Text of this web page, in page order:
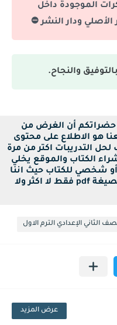
الموجودة داخل
ودار النشر ⛔
والنجاح.
حضراتكم أن الغرض من
هو الاطلاع على محتوى
التدريبات اكتر من مرة
الكتاب والموقع يخلي
شخصي للكتاب حيث اننا
نشاركه من المصادر التي توفره بصيغة pdf فقط لا اكثر ولا
الثاني الإعدادي الترم الاول
عرض المزيد